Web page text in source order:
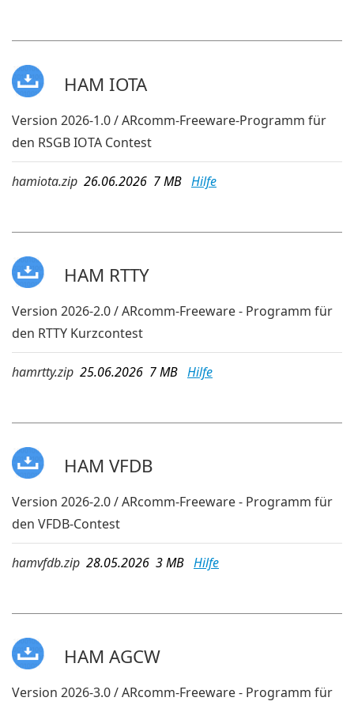
HAM IOTA
Version 2026-1.0 / ARcomm-Freeware-Programm für
den RSGB IOTA Contest
hamiota.zip 26.06.2026 7 MB Hilfe
HAM RTTY
Version 2026-2.0 / ARcomm-Freeware - Programm für
den RTTY Kurzcontest
hamrtty.zip 25.06.2026 7 MB Hilfe
HAM VFDB
Version 2026-2.0 / ARcomm-Freeware - Programm für
den VFDB-Contest
hamvfdb.zip 28.05.2026 3 MB Hilfe
HAM AGCW
Version 2026-3.0 / ARcomm-Freeware - Programm für